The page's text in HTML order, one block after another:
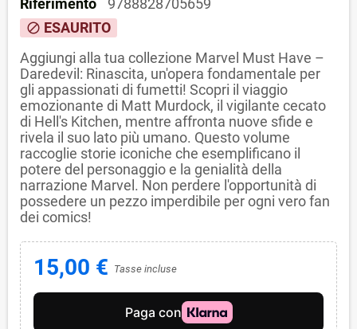
Riferimento
9788828705659
block ESAURITO
Aggiungi alla tua collezione Marvel Must Have –
Daredevil: Rinascita, un'opera fondamentale per
gli appassionati di fumetti! Scopri il viaggio
emozionante di Matt Murdock, il vigilante cecato
di Hell's Kitchen, mentre affronta nuove sfide e
rivela il suo lato più umano. Questo volume
raccoglie storie iconiche che esemplificano il
potere del personaggio e la genialità della
narrazione Marvel. Non perdere l'opportunità di
possedere un pezzo imperdibile per ogni vero fan
dei comics!
15,00 € Tasse incluse